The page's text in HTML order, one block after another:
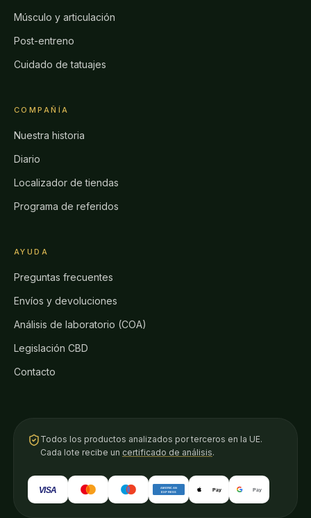
Músculo y articulación
Post-entreno
Cuidado de tatuajes
COMPAÑÍA
Nuestra historia
Diario
Localizador de tiendas
Programa de referidos
AYUDA
Preguntas frecuentes
Envíos y devoluciones
Análisis de laboratorio (COA)
Legislación CBD
Contacto
Todos los productos analizados por terceros en la UE.
Cada lote recibe un certificado de análisis.
VISA AMERICAN
EXPRESS Pay Pay